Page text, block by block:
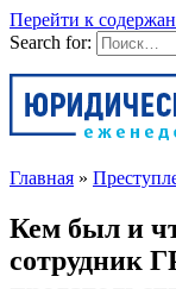
Перейти к
Search for:
Главная »
Кем был и
сотрудник